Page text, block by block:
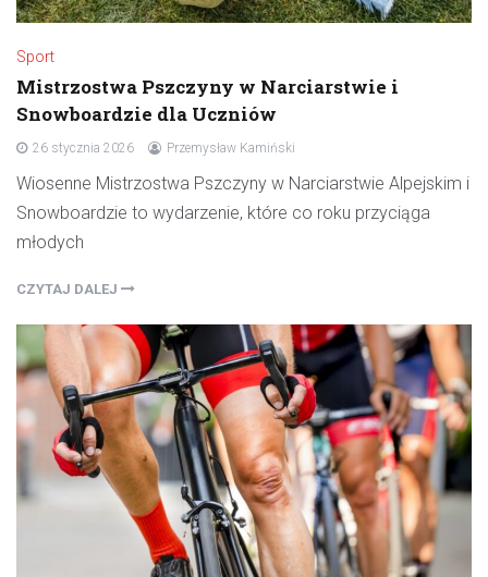
Sport
Mistrzostwa Pszczyny w Narciarstwie i
Snowboardzie dla Uczniów
26 stycznia 2026 Przemysław Kamiński
Wiosenne Mistrzostwa Pszczyny w Narciarstwie Alpejskim i
Snowboardzie to wydarzenie, które co roku przyciąga
młodych
CZYTAJ DALEJ